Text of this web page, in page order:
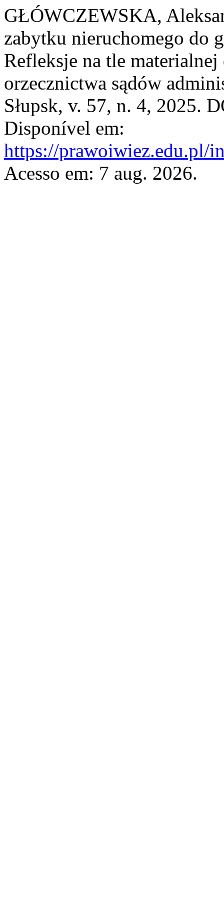
GŁÓWCZEWSKA,
zabytku nieruchomego do
Refleksje na tle
orzecznictwa sądów
Słupsk, v. 57, n. 4, 2025.
Disponível em:
https://prawoiwiez.edu.pl/
Acesso em: 7 aug. 2026.